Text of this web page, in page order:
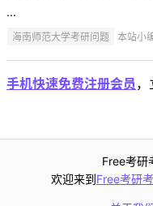
...
海南师范大学考研问题 本站小
手机快速免费注册会员 ，
Free考研
欢迎来到Free考研